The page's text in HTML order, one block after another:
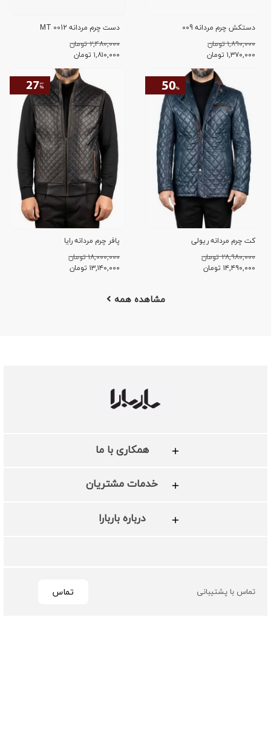
دستکش چرم مردانه 009
۱,۸۹۰,۰۰۰ تومان
۱,۳۷۰,۰۰۰ تومان
دست چرم مردانه 0012 MT
۲,۴۸۰,۰۰۰ تومان
۱,۸۱۰,۰۰۰ تومان
کت چرم مردانه ریولی
۲۸,۹۸۰,۰۰۰ تومان
۱۴,۴۹۰,۰۰۰ تومان
پافر چرم مردانه رایا
۱۸,۰۰۰,۰۰۰ تومان
۱۳,۱۴۰,۰۰۰ تومان
مشاهده همه
همکاری با ما
خدمات مشتریان
درباره باربارا
تماس با پشتیبانی تماس